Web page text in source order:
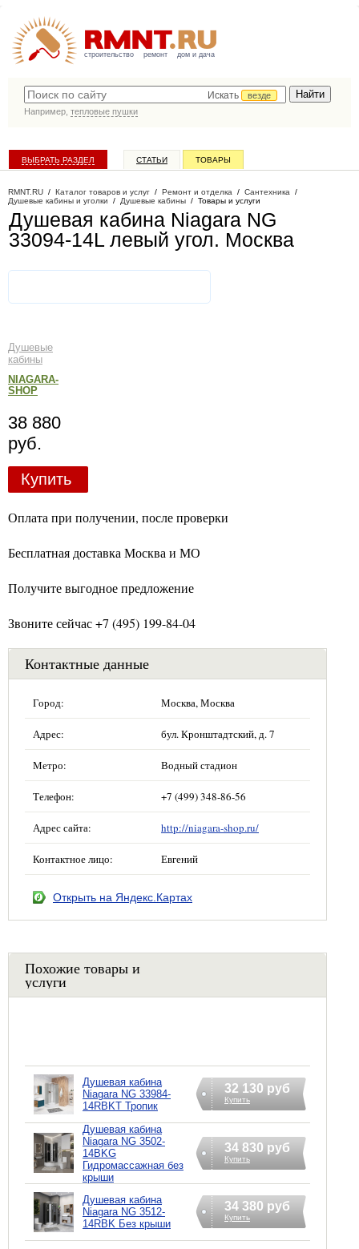
строительство ремонт дом и дача
Искать
везде
Например, тепловые пушки
ВЫБРАТЬ РАЗДЕЛ СТАТЬИ ТОВАРЫ
RMNT.RU / Каталог товаров и услуг / Ремонт и отделка / Сантехника /
Душевые кабины и уголки / Душевые кабины / Товары и услуги
Душевая кабина Niagara NG
33094-14L левый угол. Москва
Душевые
кабины
NIAGARA-
SHOP
38 880
руб.
Купить
Оплата при получении, после проверки
Бесплатная доставка Москва и МО
Получите выгодное предложение
Звоните сейчас +7 (495) 199-84-04
Контактные данные
Город: Москва, Москва
Адрес: бул. Кронштадтский, д. 7
Метро: Водный стадион
Телефон: +7 (499) 348-86-56
Адрес сайта: http://niagara-shop.ru/
Контактное лицо: Евгений
Открыть на Яндекс.Картах
Похожие товары и
услуги
Душевая кабина
Niagara NG 33984-
14RBKT Тропик
32 130 руб
Купить
Душевая кабина
Niagara NG 3502-
14BKG
Гидромассажная без
крыши
34 830 руб
Купить
Душевая кабина
Niagara NG 3512-
14RBK Без крыши
34 380 руб
Купить